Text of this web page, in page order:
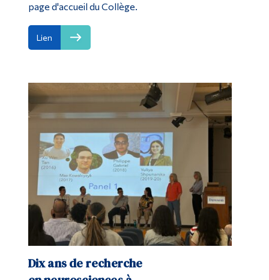
page d'accueil du Collège.
Lien
Dix ans de recherche